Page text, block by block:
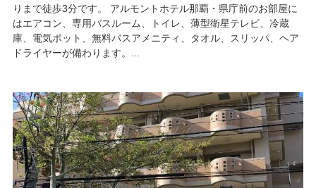
りまで徒歩3分です。 アルモントホテル那覇・県庁前のお部屋に
はエアコン、専用バスルーム、トイレ、薄型衛星テレビ、冷蔵
庫、電気ポット、無料バスアメニティ、タオル、スリッパ、ヘア
ドライヤーが備わります。...